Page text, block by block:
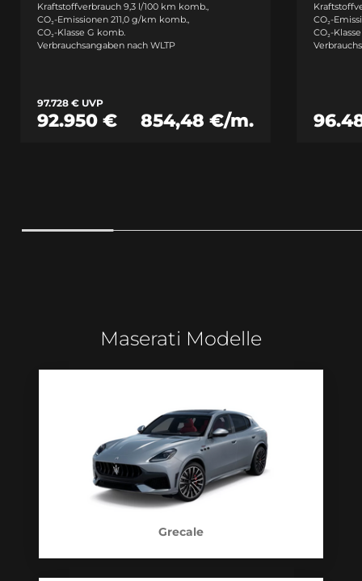
Kraftstoffverbrauch 9,3 l/100 km komb.,
CO₂-Emissionen 211,0 g/km komb.,
CO₂-Klasse G komb.
Verbrauchsangaben nach WLTP
97.728 € UVP
92.950 € 854,48 €/m.
CO₂-
CO₂-
Maserati Modelle
Grecale